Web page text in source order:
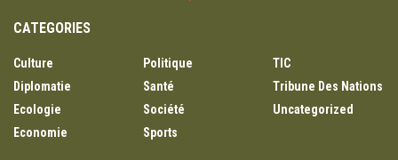
CATEGORIES
Culture
Diplomatie
Ecologie
Economie
Politique
Santé
Société
Sports
TIC
Tribune Des Nations
Uncategorized